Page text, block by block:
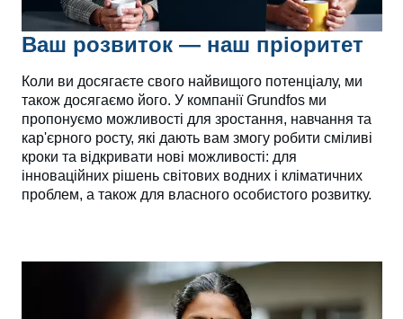
Ваш розвиток — наш пріоритет
Коли ви досягаєте свого найвищого потенціалу, ми
також досягаємо його. У компанії Grundfos ми
пропонуємо можливості для зростання, навчання та
кар'єрного росту, які дають вам змогу робити сміливі
кроки та відкривати нові можливості: для
інноваційних рішень світових водних і кліматичних
проблем, а також для власного особистого розвитку.